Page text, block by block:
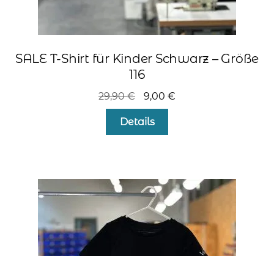
SALE T-Shirt für Kinder Schwarz – Größe
116
29,90€
Ursprünglicher
Preis
war:
9,00 €Aktueller
Details